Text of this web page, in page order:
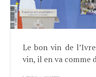
Le bon vin de
vin, il en va comme